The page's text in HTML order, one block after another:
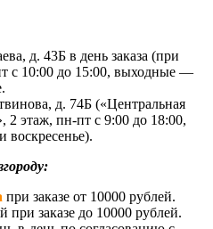
д. 43Б в день заказа (при
с 10:00 до 15:00, выходные —
д. 74Б («Центральная
2 этаж, пн-пт с 9:00 до 18:00,
при заказе от 10000 рублей.
при заказе до 10000 рублей.